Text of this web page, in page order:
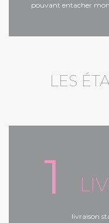
pouvant entacher
LES
livraison
1